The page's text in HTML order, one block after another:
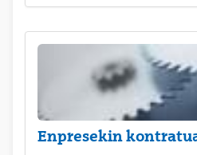
Enpresekin